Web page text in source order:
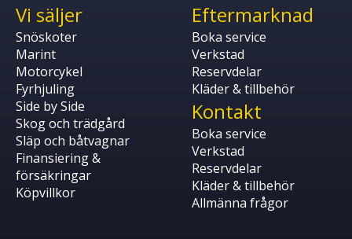
Vi säljer
Snöskoter
Marint
Motorcykel
Fyrhjuling
Side by Side
Skog och trädgård
Släp och båtvagnar
Finansiering &
försäkringar
Köpvillkor
Eftermarknad
Boka service
Verkstad
Reservdelar
Kläder & tillbehör
Kontakt
Boka service
Verkstad
Reservdelar
Kläder & tillbehör
Allmänna frågor